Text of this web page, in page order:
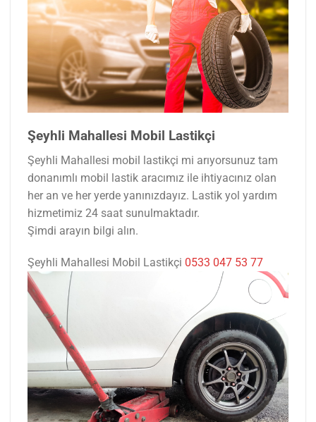
Şeyhli Mahallesi Mobil Lastikçi
Şeyhli Mahallesi mobil lastikçi mi arıyorsunuz tam
donanımlı mobil lastik aracımız ile ihtiyacınız olan
her an ve her yerde yanınızdayız. Lastik yol yardım
hizmetimiz 24 saat sunulmaktadır.
Şimdi arayın bilgi alın.
Şeyhli Mahallesi Mobil Lastikçi 0533 047 53 77